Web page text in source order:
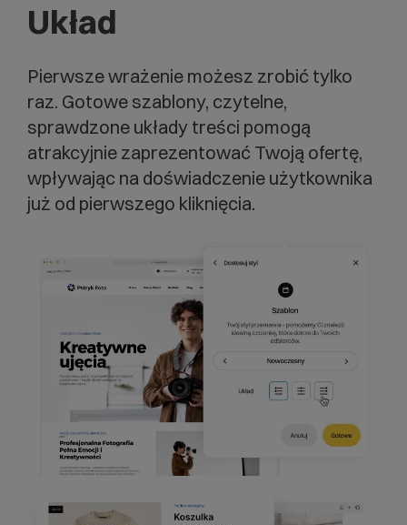
Układ
Pierwsze wrażenie możesz zrobić tylko
raz. Gotowe szablony, czytelne,
sprawdzone układy treści pomogą
atrakcyjnie zaprezentować Twoją ofertę,
wpływając na doświadczenie użytkownika
już od pierwszego kliknięcia.